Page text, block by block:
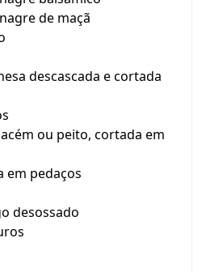
de maçã
descascada e cortada
ou peito, cortada em
em pedaços
desossado